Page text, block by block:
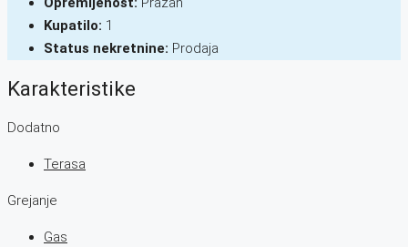
Kupatilo: 1
Status nekretnine: Prodaja
Karakteristike
Dodatno
Terasa
Grejanje
Gas